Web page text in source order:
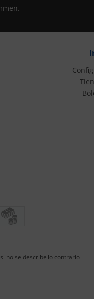
no se describe lo contrario